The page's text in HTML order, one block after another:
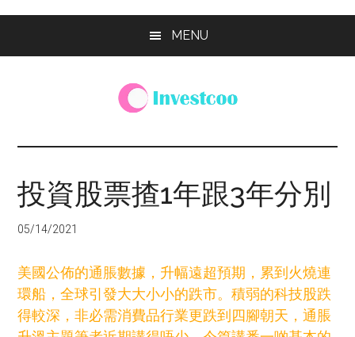
MENU
Investcoo
個
活
的
資
網
站
投資股票揸1年跟3年分別
05/14/2021
美國公佈的通脹數據，升幅遠超預期，累到火燒連
環船，全球引發大大小小的跌市。積弱的科技股跌
得較深，非必需消費品行業更跌到四腳朝天，通脹